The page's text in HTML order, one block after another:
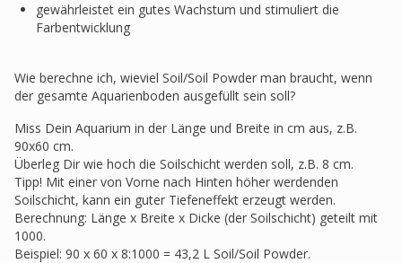
gewährleistet ein gutes Wachstum und stimuliert die
Farbentwicklung
Wie berechne ich, wieviel Soil/Soil Powder man braucht, wenn
der gesamte Aquarienboden ausgefüllt sein soll?
Miss Dein Aquarium in der Länge und Breite in cm aus, z.B.
90x60 cm.
Überleg Dir wie hoch die Soilschicht werden soll, z.B. 8 cm.
Tipp! Mit einer von Vorne nach Hinten höher werdenden
Soilschicht, kann ein guter Tiefeneffekt erzeugt werden.
Berechnung: Länge x Breite x Dicke (der Soilschicht) geteilt mit
1000.
Beispiel: 90 x 60 x 8:1000 = 43,2 L Soil/Soil Powder.